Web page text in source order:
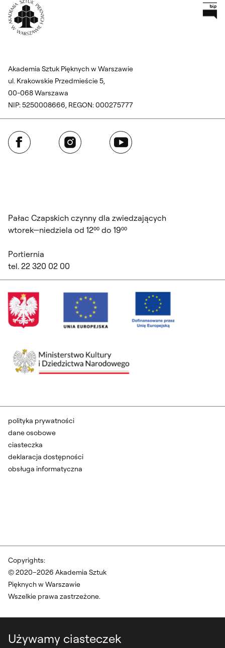
Używamy ciasteczek
Akademia Sztuk Pięknych w Warszawie
ul. Krakowskie Przedmieście 5,
00-068 Warszawa
NIP: 5250008666, REGON: 000275777
Facebook Instagram YouTube
Pałac Czapskich czynny dla zwiedzających
wtorek—niedziela od 12⁰⁰ do 19⁰⁰
Portiernia
tel. 22 320 02 00
Copyrights:
© 2020–2026 Akademia Sztuk
Pięknych w Warszawie
Wszelkie prawa zastrzeżone.
polityka prywatności
dane osobowe
ciasteczka
deklaracja dostępności
obsługa informatyczna